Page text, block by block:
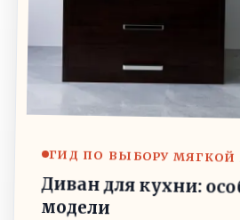
ГИД ПО ВЫБОРУ МЯГКОЙ
Диван для кухни:
модели